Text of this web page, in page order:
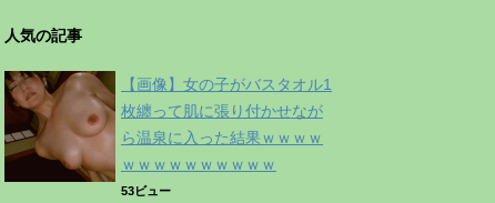
人気の記事
【画像】女の子がバスタオル1
枚纏って肌に張り付かせなが
ら温泉に入った結果ｗｗｗｗ
ｗｗｗｗｗｗｗｗｗｗ
53ビュー